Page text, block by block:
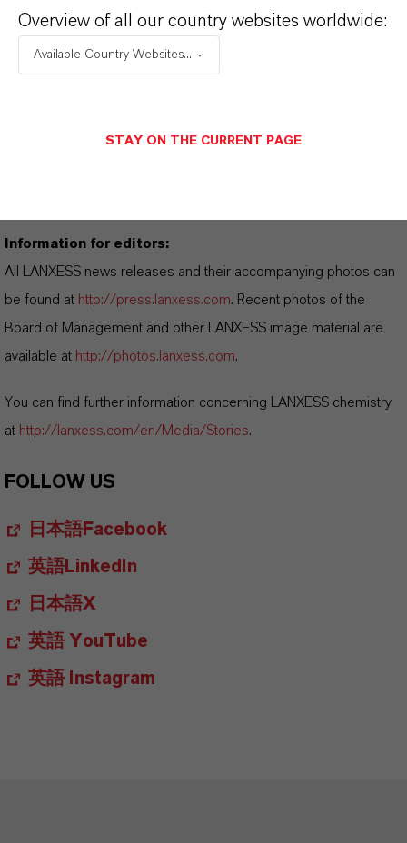
DOWNLOAD
Sustainable lubricant additive for
Information for editors:
All LANXESS news releases and their accompanying photos can
be found at http://press.lanxess.com. Recent photos of the
Board of Management and other LANXESS image material are
available at http://photos.lanxess.com.
You can find further information concerning LANXESS chemistry
at http://lanxess.com/en/Media/Stories.
FOLLOW US
日本語Facebook
英語LinkedIn
日本語X
英語 YouTube
英語 Instagram
Overview of all our country websites worldwide:
Available Country Websites...
STAY ON THE CURRENT PAGE